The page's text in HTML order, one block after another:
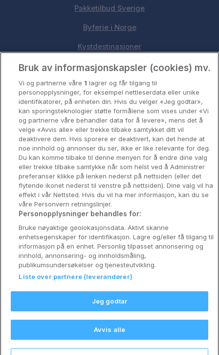
Pakketilbud Sverige
Byferie i Norge
Kystdestinasjoner
Oslo
Stavanger
Bergen
Utforsk Norden
Om Coop HotellKupp
Konkurranse
Koselig avbrekk
Velvære i var
Premiumhotell
Venninnetur
Reservasjonsspørsmål:
Hotellsupport:scandinavian@digibreaks.com
Bruk av informasjonskapsler (cookies) mv.
Vi og partnerne våre 1 lagrer og får tilgang til
personopplysninger, for eksempel nettleserdata eller unike
identifikatorer, på enheten din. Hvis du velger «Jeg godtar»,
kan sporingsteknologier støtte formålene som vises under «Vi
og partnerne våre behandler data for å levere», mens det å
velge «Avvis alle» eller trekke tilbake samtykket ditt vil
deaktivere dem. Hvis sporere er deaktivert, kan det hende at
noe innhold og annonser du ser, ikke er like relevante for deg.
Du kan komme tilbake til denne menyen for å endre dine valg
eller trekke tilbake samtykke når som helst ved å Administrer
preferanser klikke på lenken nederst på nettsiden (eller det
flytende ikonet nederst til venstre på nettsiden). Dine valg vil ha
effekt i vår Nettsted. Hvis du vil ha mer informasjon, kan du se
våre Personvern retningslinjer.
Personopplysninger behandles for:
Bruke nøyaktige geolokasjonsdata. Aktivt skanne
enhetsegenskaper for identifikasjon. Lagre og/eller få tilgang til
informasjon på en enhet. Personlig tilpasset annonsering og
innhold, annonsering- og innholdsmåling,
publikumsundersøkelser og tjenesteutvikling.
Liste over partnere (leverandører)
Jeg godtar
Avvis alle